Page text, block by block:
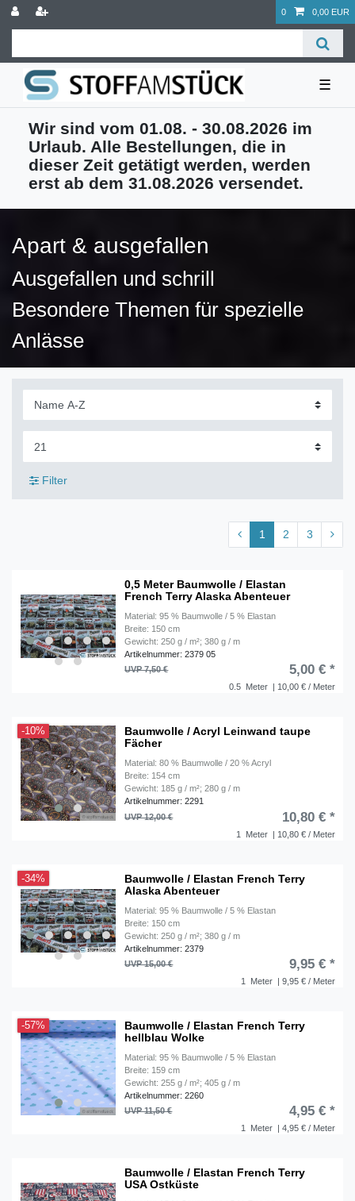
0 0,00 EUR
☰
Wir sind vom 01.08. - 30.08.2026 im
Urlaub. Alle Bestellungen, die in
dieser Zeit getätigt werden, werden
erst ab dem 31.08.2026 versendet.
Apart & ausgefallen
Ausgefallen und schrill
Besondere Themen für spezielle
Anlässe
Filter
1 2 3
0,5 Meter Baumwolle / Elastan
French Terry Alaska Abenteuer
Material: 95 % Baumwolle / 5 % Elastan
Breite: 150 cm
Gewicht: 250 g / m²; 380 g / m
Artikelnummer: 2379 05
0.5 Meter | 10,00 € / Meter
UVP 7,50 € 5,00 € *
-10%
Baumwolle / Acryl Leinwand taupe
Fächer
Material: 80 % Baumwolle / 20 % Acryl
Breite: 154 cm
Gewicht: 185 g / m²; 280 g / m
Artikelnummer: 2291
1 Meter | 10,80 € / Meter
UVP 12,00 € 10,80 € *
-34%
Baumwolle / Elastan French Terry
Alaska Abenteuer
Material: 95 % Baumwolle / 5 % Elastan
Breite: 150 cm
Gewicht: 250 g / m²; 380 g / m
Artikelnummer: 2379
1 Meter | 9,95 € / Meter
UVP 15,00 € 9,95 € *
-57%
Baumwolle / Elastan French Terry
hellblau Wolke
Material: 95 % Baumwolle / 5 % Elastan
Breite: 159 cm
Gewicht: 255 g / m²; 405 g / m
Artikelnummer: 2260
1 Meter | 4,95 € / Meter
UVP 11,50 € 4,95 € *
Baumwolle / Elastan French Terry
USA Ostküste